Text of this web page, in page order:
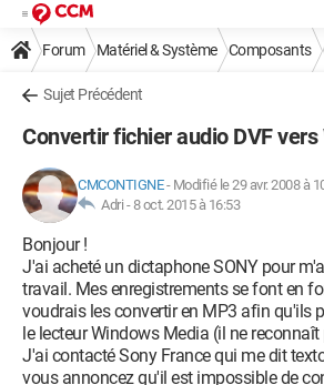
Forum Matériel & Système Composants
Sujet Précédent
Convertir fichier audio DVF
CMCONTIGNE- Modifié le 29 avr. 2008 à
Adri -8 oct. 2015 à 16:53
Bonjour !
J'ai acheté un dictaphone SONY pour
travail. Mes enregistrements se font en
voudrais les convertir en MP3 afin qu'ils
le lecteur Windows Media (il ne
J'ai contacté Sony France qui me dit
vous annoncez qu'il est impossible de